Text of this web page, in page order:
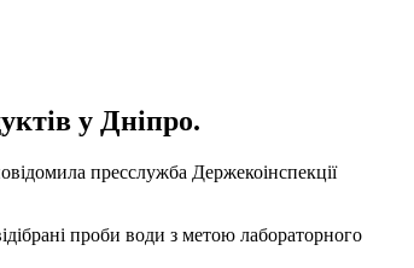
у Дніпро.
пресслужба Держекоінспекції
проби води з метою лабораторного